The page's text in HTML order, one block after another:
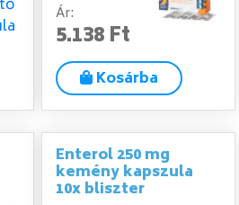
Ár:
5.138 Ft
Kosárba
Enterol 250 mg
kemény kapszula
10x bliszter